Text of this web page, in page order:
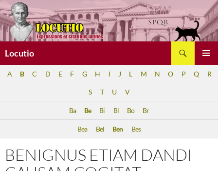
Aller
au
contenu
Locutio
A B C D E F G H I J L M N O P Q R
S T U V
Ba Be Bi Bl Bo Br
Bea Bel Ben Bes
BENIGNUS ETIAM DANDI